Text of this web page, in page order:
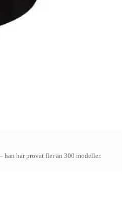
han har provat fler än 300 modeller.